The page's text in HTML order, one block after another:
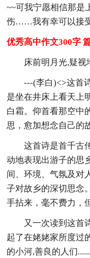
~~可我宁愿相信那是
伤……我有幸可以接
优秀高中作文300字
床前明月光,疑视
---(李白)<>这首
是坐在井床上看天上
白霜。仰首看那空中
思，愈加想念自己的
这首诗是首千古
动地表现出游子的思
间、环境、气氛及对
子对故乡的深切思念
手拈来，毫不费力，
又一次读到这首
起了在姥姥家所度过
的小河,善良的人们